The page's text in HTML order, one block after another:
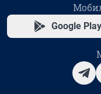
Google Play